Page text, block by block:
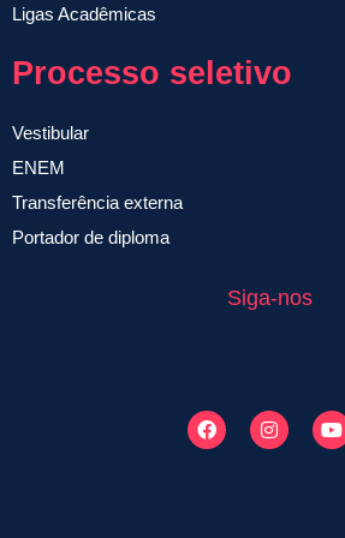
Ligas Acadêmicas
Processo seletivo
Vestibular
ENEM
Transferência externa
Portador de diploma
Siga-nos
F
a
I
n
Y
o